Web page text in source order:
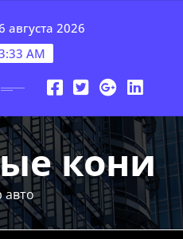
августа 2026
AM
кони